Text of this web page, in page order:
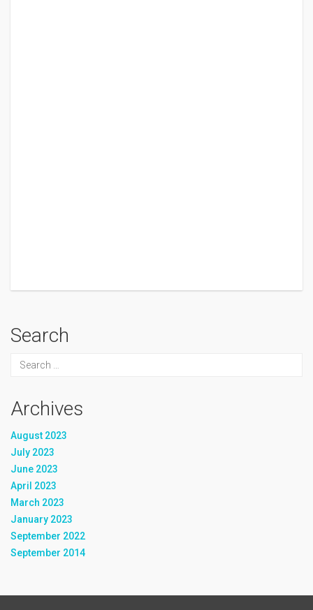
Search
Archives
August 2023
July 2023
June 2023
April 2023
March 2023
January 2023
September 2022
September 2014